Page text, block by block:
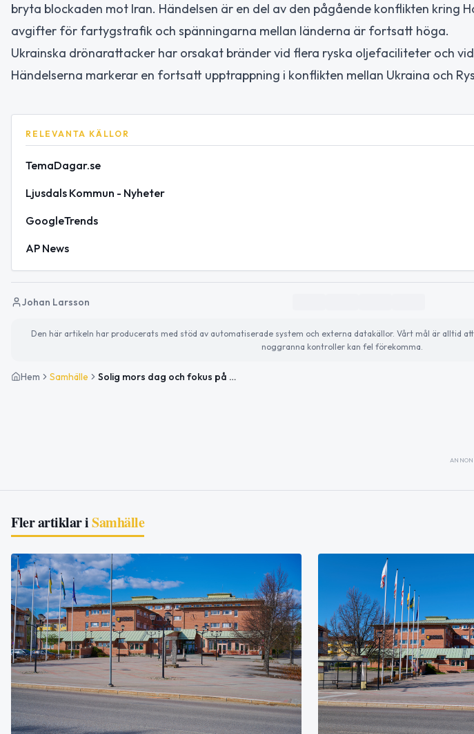
bryta blockaden mot Iran. Händelsen är en del av den pågående konflikten kring
avgifter för fartygstrafik och spänningarna mellan länderna är fortsatt höga.
Ukrainska drönarattacker har orsakat bränder vid flera ryska oljefaciliteter och
Händelserna markerar en fortsatt upptrappning i konflikten mellan Ukraina och
RELEVANTA KÄLLOR
TemaDagar.se
Ljusdals Kommun - Nyheter
GoogleTrends
AP News
Johan Larsson
Den här artikeln har producerats med stöd av automatiserade system och externa datakällor. Vårt mål är alltid
noggranna kontroller kan fel förekomma.
Hem Samhälle Solig mors dag och fokus på tobaksprevention
Fler artiklar iSamhälle